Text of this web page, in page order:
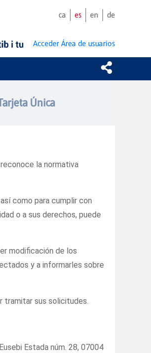
ca es en de
Acceder Área de usuarios
Única
la normativa
como para cumplir con
o a sus derechos, puede
modificación de los
y a informarles sobre
tramitar sus solicitudes.
Estada núm. 28, 07004